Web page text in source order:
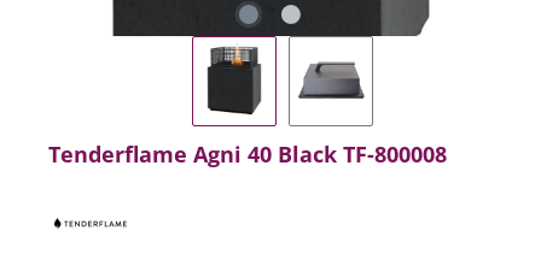
Tenderflame Agni 40 Black TF-800008